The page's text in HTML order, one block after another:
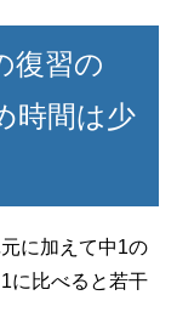
復習の
時間は少
に加えて中1の
に比べると若干